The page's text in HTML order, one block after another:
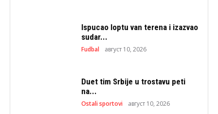
Ispucao loptu van terena i izazvao
sudar...
Fudbal август 10, 2026
Duet tim Srbije u trostavu peti
na...
Ostali sportovi август 10, 2026